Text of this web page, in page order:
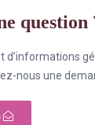
question
d’informations
nous une